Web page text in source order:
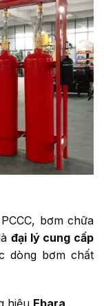
bơm chữa
đại lý cung cấp
dòng bơm chất